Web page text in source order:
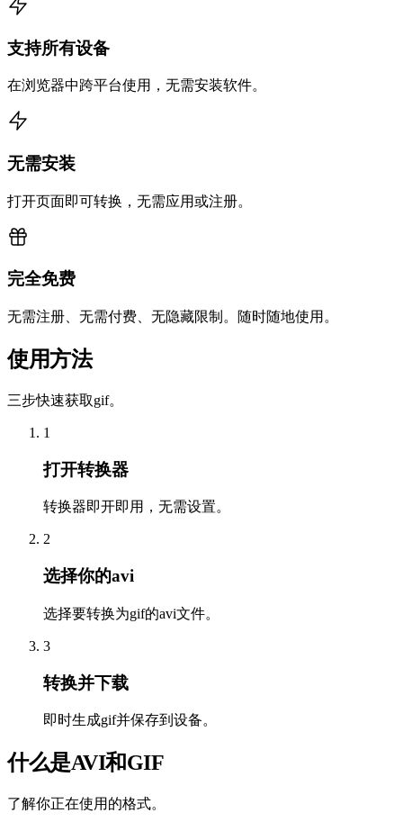
支持所有设备
在浏览器中跨平台使用，无需安装软件。
无需安装
打开页面即可转换，无需应用或注册。
完全免费
无需注册、无需付费、无隐藏限制。随时随地使用。
使用方法
三步快速获取gif。
1
打开转换器
转换器即开即用，无需设置。
2
选择你的avi
选择要转换为gif的avi文件。
3
转换并下载
即时生成gif并保存到设备。
什么是AVI和GIF
了解你正在使用的格式。